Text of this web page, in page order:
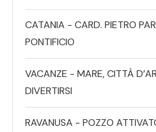
CATANIA - CARD. PIETRO
PONTIFICIO
VACANZE - MARE, CITTÀ
DIVERTIRSI
RAVANUSA - POZZO